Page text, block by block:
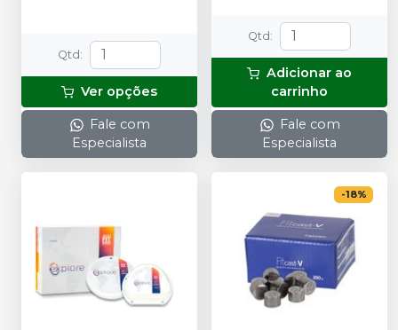
Qtd :
Ver opções
Fale com
Especialista
Qtd :
Adicionar ao
carrinho
Fale com
Especialista
-18%